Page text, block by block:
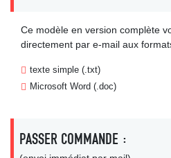
Ce modèle en version complète
directement par e-mail aux
texte simple (.txt)
Microsoft Word (.doc)
PASSER COMMANDE :